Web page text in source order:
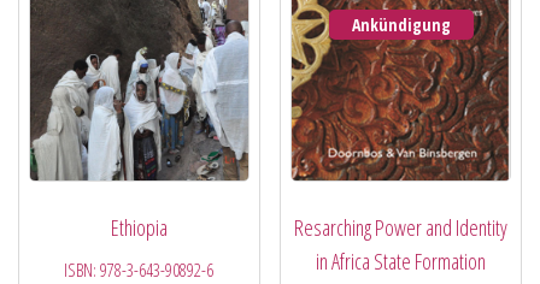
Ethiopia
ISBN:978-3-643-90892-6
Ankündigung
Resarching Power and Identity
in Africa State Formation